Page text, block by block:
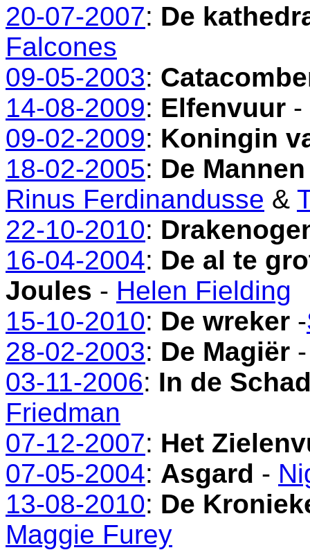
20-07-2007: De
Falcones
09-05-2003:
14-08-2009: Elfenvuur -
09-02-2009: Koningin
18-02-2005: De
Rinus Ferdinandusse &
22-10-2010:
16-04-2004: De al te
Joules - Helen Fielding
15-10-2010: De wreker -
28-02-2003: De Magiër
03-11-2006: In de
Friedman
07-12-2007: Het
07-05-2004: Asgard -
13-08-2010: De
Maggie Furey